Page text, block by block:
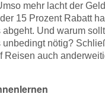
mehr lacht der
15 Prozent Rabatt
Und warum
unbedingt nötig?
Reisen auch